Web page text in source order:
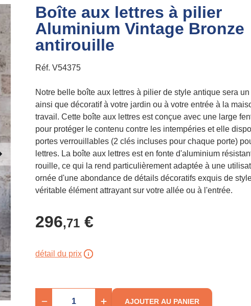
Boîte aux lettres à pilier
Aluminium Vintage Bronze
antirouille
Réf. V54375
Notre belle boîte aux lettres à pilier de style antique sera
ainsi que décoratif à votre jardin ou à votre entrée à la
travail. Cette boîte aux lettres est conçue avec une large
pour protéger le contenu contre les intempéries et elle
portes verrouillables (2 clés incluses pour chaque porte)
lettres. La boîte aux lettres est en fonte d'aluminium
rouille, ce qui la rend particulièrement adaptée à une
ornée d'une abondance de détails décoratifs exquis de
véritable élément attrayant sur votre allée ou à l'entrée.
296,71 €
détail du prix
AJOUTER AU PANIER